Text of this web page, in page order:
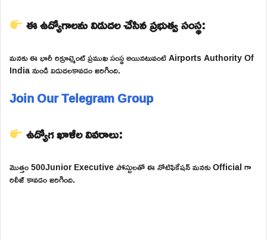
ఈ ఉద్యోగాలను విడుదల చేసిన ప్రభుత్వ సంస్థ:
మనకు ఈ భారీ రిక్రూట్మెంట్ ప్రముఖ సంస్థ అయినటువంటి Airports Authority Of
India నుండి విడుదలకావడం జరిగింది.
Join Our Telegram Group
ఉద్యోగ ఖాళీల వివరాలు:
మొత్తం 500Junior Executive పోస్టులతో ఈ నోటిఫికేషన్ మనకు Official గా
రిలీజ్ కావడం జరిగింది.